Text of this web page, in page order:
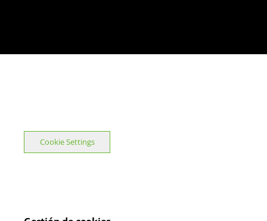
Cookie Settings